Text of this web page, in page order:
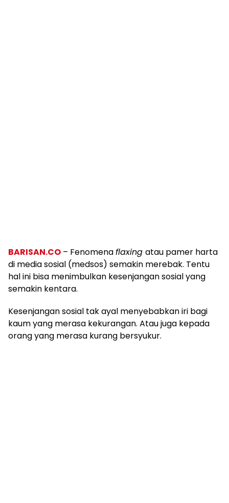
BARISAN.CO – Fenomenaflaxing atau pamer harta
di media sosial (medsos) semakin merebak. Tentu
hal ini bisa menimbulkan kesenjangan sosial yang
semakin kentara.
Kesenjangan sosial tak ayal menyebabkan iri bagi
kaum yang merasa kekurangan. Atau juga kepada
orang yang merasa kurang bersyukur.